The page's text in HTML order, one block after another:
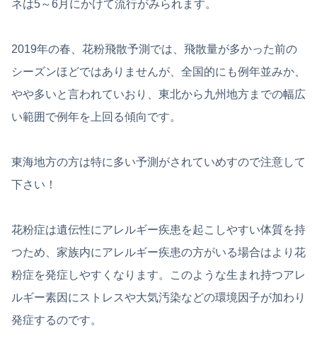
ネは5～6月にかけて流行がみられます。
2019年の春、花粉飛散予測では、飛散量が多かった前の
シーズンほどではありませんが、全国的にも例年並みか、
やや多いと言われていおり、東北から九州地方までの幅広
い範囲で例年を上回る傾向です。
東海地方の方は特に多い予測がされていめすので注意して
下さい！
花粉症は遺伝性にアレルギー疾患を起こしやすい体質を持
つため、家族内にアレルギー疾患の方がいる場合はより花
粉症を発症しやすくなります。このような生まれ持つアレ
ルギー素因にストレスや大気汚染などの環境因子が加わり
発症するのです。